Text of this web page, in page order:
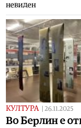
невиден
КУЛТУРА 26.11.2025
Во Берлин е